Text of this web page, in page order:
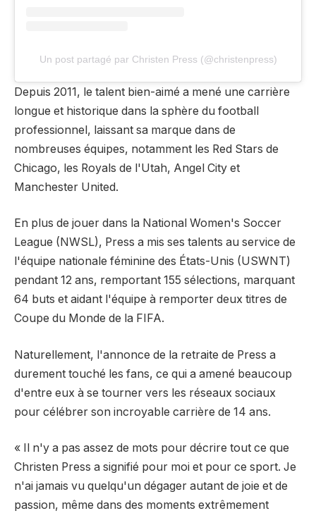
Un post partagé par Christen Press (@christenpress)
Depuis 2011, le talent bien-aimé a mené une carrière
longue et historique dans la sphère du football
professionnel, laissant sa marque dans de
nombreuses équipes, notamment les Red Stars de
Chicago, les Royals de l'Utah, Angel City et
Manchester United.
En plus de jouer dans la National Women's Soccer
League (NWSL), Press a mis ses talents au service de
l'équipe nationale féminine des États-Unis (USWNT)
pendant 12 ans, remportant 155 sélections, marquant
64 buts et aidant l'équipe à remporter deux titres de
Coupe du Monde de la FIFA.
Naturellement, l'annonce de la retraite de Press a
durement touché les fans, ce qui a amené beaucoup
d'entre eux à se tourner vers les réseaux sociaux
pour célébrer son incroyable carrière de 14 ans.
« Il n'y a pas assez de mots pour décrire tout ce que
Christen Press a signifié pour moi et pour ce sport. Je
n'ai jamais vu quelqu'un dégager autant de joie et de
passion, même dans des moments extrêmement